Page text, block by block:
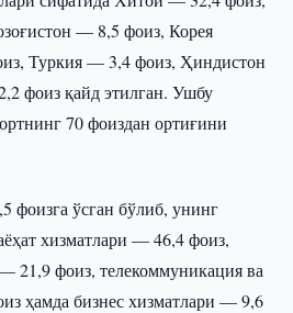
— 8,5 фоиз, Корея
Туркия — 3,4 фоиз, Ҳиндистон
фоиз қайд этилган. Ушбу
70 фоиздан ортиғини
фоизга ўсган бўлиб, унинг
хизматлари — 46,4 фоиз,
21,9 фоиз, телекоммуникация ва
ҳамда бизнес хизматлари — 9,6